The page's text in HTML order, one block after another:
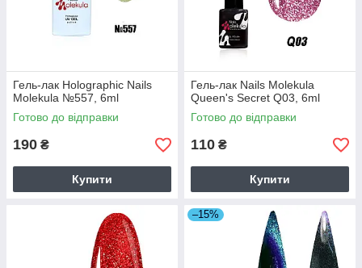
Гель-лак Holographic Nails
Molekula №557, 6ml
Готово до відправки
190 ₴
Купити
Гель-лак Nails Molekula
Queen's Secret Q03, 6ml
Готово до відправки
110 ₴
Купити
–15%